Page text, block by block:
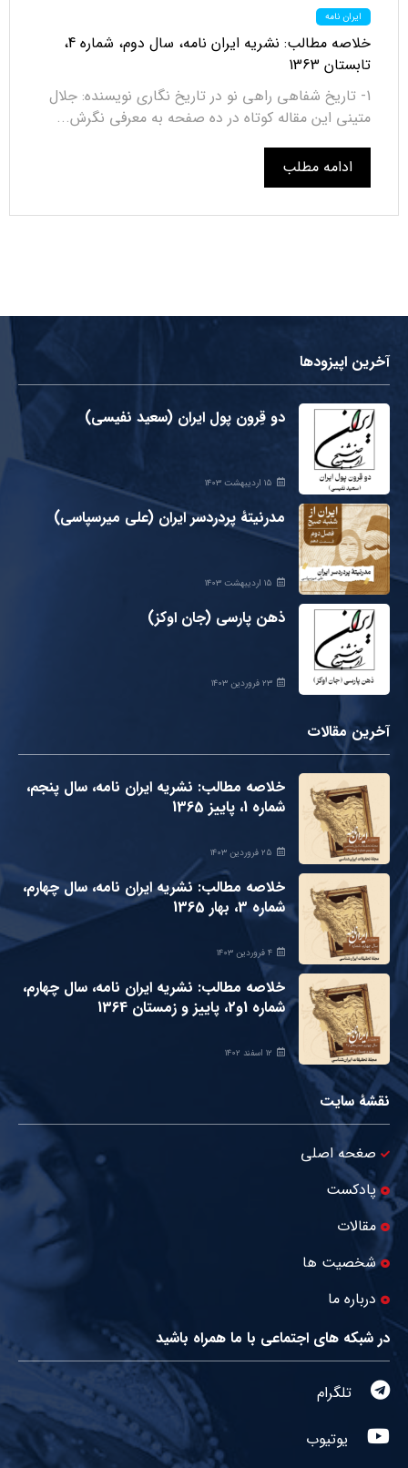
ایران نامه
خلاصه مطالب: نشریه ایران نامه، سال دوم، شماره 4،
تابستان 1363
1- تاریخ شفاهی راهی نو در تاریخ نگاری نویسنده: جلال
متینی این مقاله کوتاه در ده صفحه به معرفی نگرش...
ادامه مطلب
آخرین اپیزودها
دو قِرون پول ایران (سعید نفیسی)
۱۵ اردیبهشت ۱۴۰۳
مدرنیتۀ پردردسر ایران (علی میرسپاسی)
۱۵ اردیبهشت ۱۴۰۳
ذهن پارسی (جان اوکز)
۲۳ فروردین ۱۴۰۳
آخرین مقالات
خلاصه مطالب: نشریه ایران نامه، سال پنجم،
شماره 1، پاییز 1365
۲۵ فروردین ۱۴۰۳
خلاصه مطالب: نشریه ایران نامه، سال چهارم،
شماره 3، بهار 1365
۴ فروردین ۱۴۰۳
خلاصه مطالب: نشریه ایران نامه، سال چهارم،
شماره 1و2، پاییز و زمستان 1364
۱۲ اسفند ۱۴۰۲
نقشۀ سایت
صغحه اصلی
پادکست
مقالات
شخصیت ها
درباره ما
در شبکه های اجتماعی با ما همراه باشید
تلگرام
یوتیوب